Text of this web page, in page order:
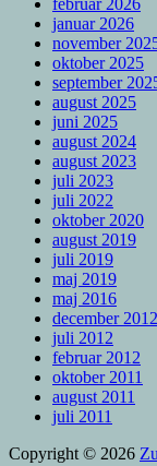
januar 2026
november
oktober 2025
september
august 2025
juni 2025
august 2024
august 2023
juli 2023
juli 2022
oktober 2020
august 2019
juli 2019
maj 2019
maj 2016
december 2012
juli 2012
februar 2012
oktober 2011
august 2011
juli 2011
Copyright © 2026